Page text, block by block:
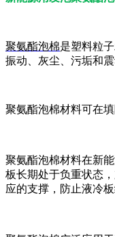
聚氨酯泡棉是塑料粒
振动、灰尘、污垢和震
聚氨酯泡棉材料可在
聚氨酯泡棉材料在新
板长期处于负重状态
应的支撑，防止液冷